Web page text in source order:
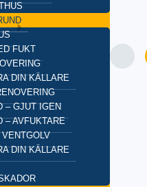
FUKT
DIN KÄLLARE
– GJUT IGEN
– AVFUKTARE
DIN KÄLLARE